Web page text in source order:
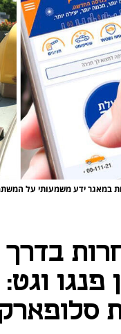
במאגר ידע משמעותי על
פנגו
סלופארק